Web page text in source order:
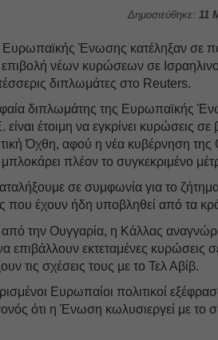
Δημοσιεύθηκε: 11
Ένωσης κατέληξαν σε
νέων κυρώσεων σε
διπλωμάτες στο Reuters.
διπλωμάτης της Ευρωπαϊκής
είναι έτοιμη να εγκρίνει κυρώσεις
Όχθη, αφού η νέα κυβέρνηση της
πλέον το συγκεκριμένο
σε συμφωνία για το
που έχουν ήδη υποβληθεί από τα
από την Ουγγαρία, η Κάλλας
επιβάλλουν εκτεταμένες κυρώσεις
τις σχέσεις τους με το Τελ Αβίβ.
Ευρωπαίοι πολιτικοί
ότι η Ένωση κωλυσιεργεί με το